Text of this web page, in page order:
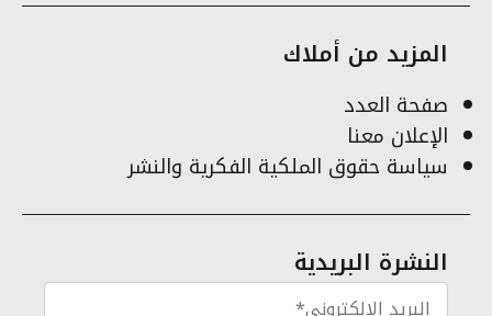
المزيد من أملاك
صفحة العدد
الإعلان معنا
سياسة حقوق الملكية الفكرية والنشر
النشرة البريدية